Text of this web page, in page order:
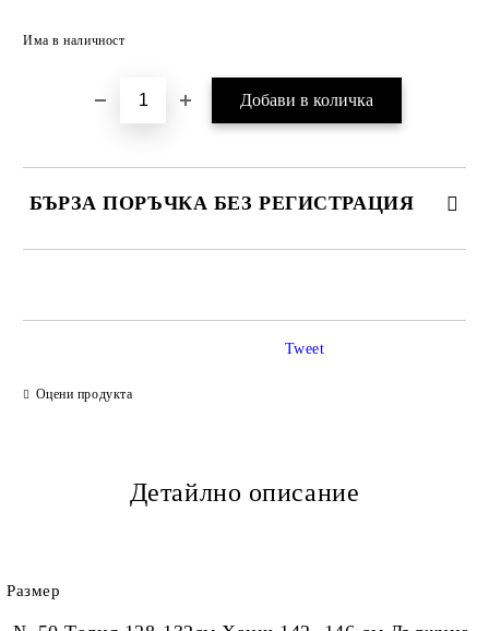
Има в наличност
БЪРЗА ПОРЪЧКА БЕЗ РЕГИСТРАЦИЯ
Оцени продукта
Tweet
Детайлно описание
Размер